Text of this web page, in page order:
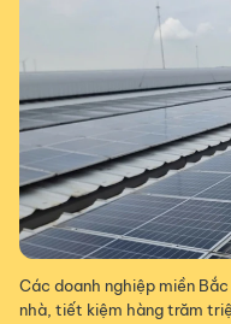
Các doanh nghiệp miền
nhà, tiết kiệm hàng trăm